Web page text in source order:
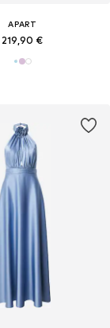
APART
219,90 €